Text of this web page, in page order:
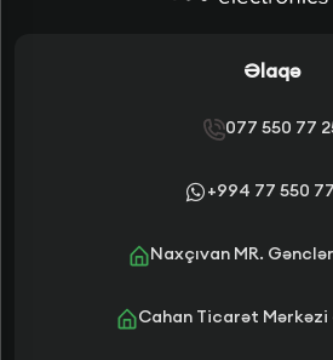
Əlaqə
077 550 77
+994 77 550
Naxçıvan MR.
Cahan Ticarət Mərkəzi